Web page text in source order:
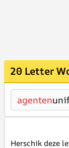
20 Letter
agenten
Herschik deze